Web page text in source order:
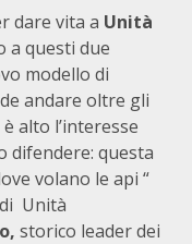
dare vita a Unità
a questi due
modello di
andare oltre gli
alto l’interesse
difendere: questa
volano le api “
Unità
storico leader dei